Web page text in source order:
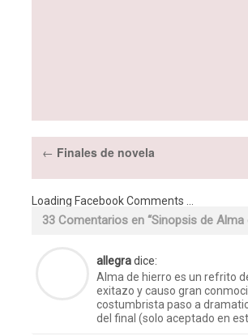
← Finales de novela
Loading Facebook Comments ...
33 Comentarios en “Sinopsis de Alma
allegradice:
Alma de hierro es un refrito
exitazo y causo gran
costumbrista paso a
del final (solo aceptado en